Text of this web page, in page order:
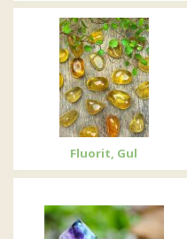
Fluorit, Gul